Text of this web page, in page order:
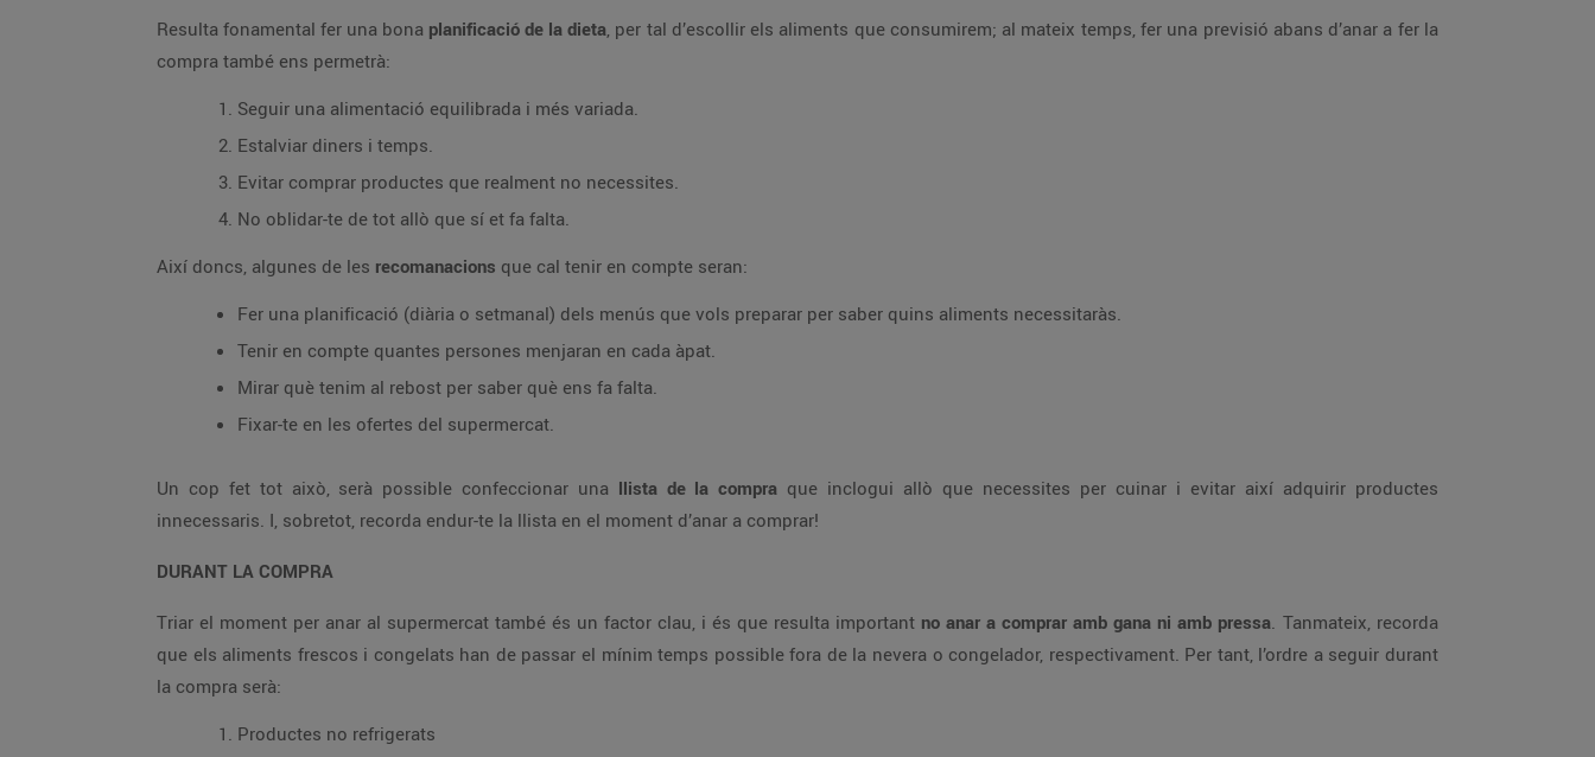
Resulta fonamental fer una bona planificació de la dieta, per tal d’escollir els aliments que consumirem; al mateix temps, fer una previsió abans d’anar a fer la
compra també ens permetrà:
Seguir una alimentació equilibrada i més variada.
Estalviar diners i temps.
Evitar comprar productes que realment no necessites.
No oblidar-te de tot allò que sí et fa falta.
Així doncs, algunes de les recomanacions que cal tenir en compte seran:
Fer una planificació (diària o setmanal) dels menús que vols preparar per saber quins aliments necessitaràs.
Tenir en compte quantes persones menjaran en cada àpat.
Mirar què tenim al rebost per saber què ens fa falta.
Fixar-te en les ofertes del supermercat.
Un cop fet tot això, serà possible confeccionar una llista de la compra que inclogui allò que necessites per cuinar i evitar així adquirir productes
innecessaris. I, sobretot, recorda endur-te la llista en el moment d’anar a comprar!
DURANT LA COMPRA
Triar el moment per anar al supermercat també és un factor clau, i és que resulta important no anar a comprar amb gana ni amb pressa. Tanmateix, recorda
que els aliments frescos i congelats han de passar el mínim temps possible fora de la nevera o congelador, respectivament. Per tant, l’ordre a seguir durant
la compra serà:
Productes no refrigerats